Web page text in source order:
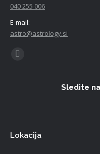
040 255 006
E-mail:
astro@astrology.si
Find us on:
Sledite
Lokacija